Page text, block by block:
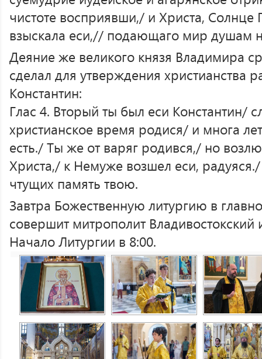
чистоте восприявши,/ и Христа, Солнце
взыскала еси,// подающаго мир душам
Деяние же великого князя Владимира
сделал для утверждения христианства
Константин:
Глас 4. Вторый ты был еси Константин/
христианское время родися/ и многа
есть./ Ты же от варяг родився,/ но
Христа,/ к Немуже возшел еси,
чтущих память твою.
Завтра Божественную литургию в
совершит митрополит
Начало Литургии в 8:00.